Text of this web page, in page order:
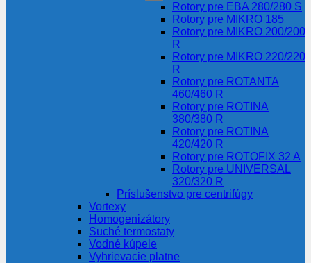
Rotory pre EBA 280/280 S
Rotory pre MIKRO 185
Rotory pre MIKRO 200/200
R
Rotory pre MIKRO 220/220
R
Rotory pre ROTANTA
460/460 R
Rotory pre ROTINA
380/380 R
Rotory pre ROTINA
420/420 R
Rotory pre ROTOFIX 32 A
Rotory pre UNIVERSAL
320/320 R
Príslušenstvo pre centrifúgy
Vortexy
Homogenizátory
Suché termostaty
Vodné kúpele
Vyhrievacie platne